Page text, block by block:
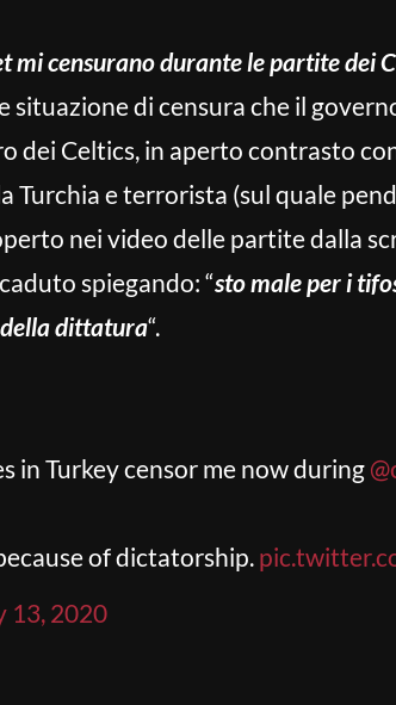
mi censurano durante le partite dei
situazione di censura che il
dei Celtics, in aperto contrasto
Turchia e terrorista (sul quale
nei video delle partite dalla
spiegando: “sto male per i
della dittatura“.
in Turkey censor me now during
of dictatorship.
13, 2020